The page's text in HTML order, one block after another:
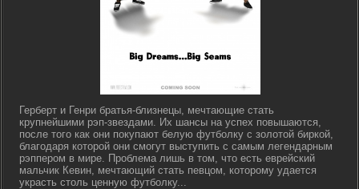
Герберт и Генри братья-близнецы, мечтающие стать
крупнейшими рэп-звездами. Их шансы на успех повышаются,
после того как они покупают белую футболку с золотой биркой,
благодаря которой они смогут выступить с самым легендарным
рэппером в мире. Проблема лишь в том, что есть еврейский
мальчик Кевин, мечтающий стать певцом, которому удается
украсть столь ценную футболку...